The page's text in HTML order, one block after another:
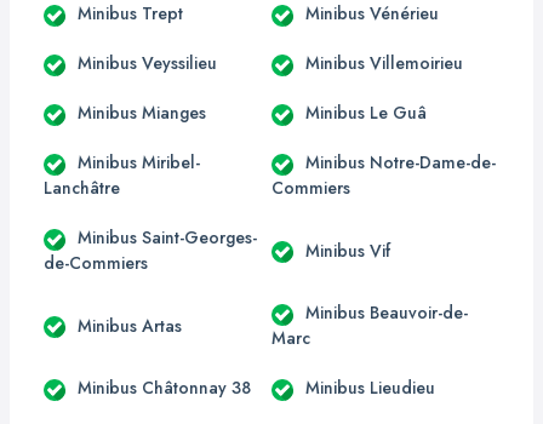
Minibus Trept Minibus Vénérieu
Minibus Veyssilieu Minibus Villemoirieu
Minibus Mianges Minibus Le Guâ
Minibus Miribel-
Lanchâtre
Minibus Notre-Dame-de-
Commiers
Minibus Saint-Georges-
de-Commiers
Minibus Vif
Minibus Artas
Minibus Beauvoir-de-
Marc
Minibus Châtonnay 38 Minibus Lieudieu